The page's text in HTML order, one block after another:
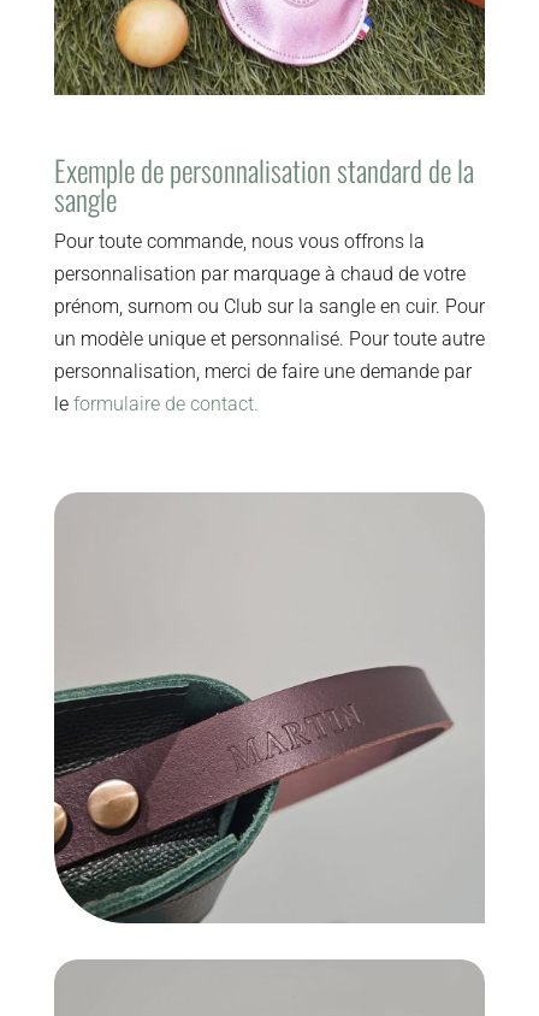
Exemple de personnalisation standard de la
sangle
Pour toute commande, nous vous offrons la
personnalisation par marquage à chaud de votre
prénom, surnom ou Club sur la sangle en cuir. Pour
un modèle unique et personnalisé. Pour toute autre
personnalisation, merci de faire une demande par
leformulaire de contact.